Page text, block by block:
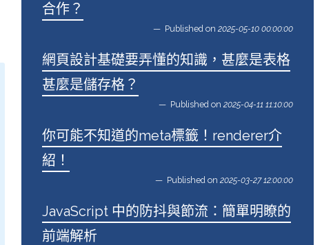
合作？
Published on 2025-05-10 00:00:00
網頁設計基礎要弄懂的知識，甚麼是表格
甚麼是儲存格？
Published on 2025-04-11 11:10:00
你可能不知道的meta標籤！renderer介
紹！
Published on 2025-03-27 12:00:00
JavaScript 中的防抖與節流：簡單明瞭的
前端解析